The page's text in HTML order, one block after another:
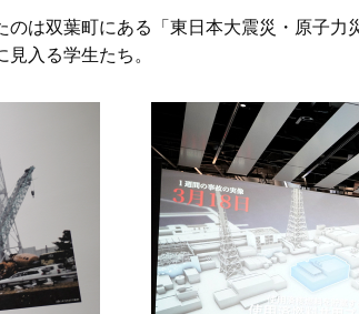
は双葉町にある「東日本大震災・原子力
入る学生たち。